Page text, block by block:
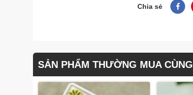
Chia sẻ
SẢN PHẨM THƯỜNG MUA CÙNG